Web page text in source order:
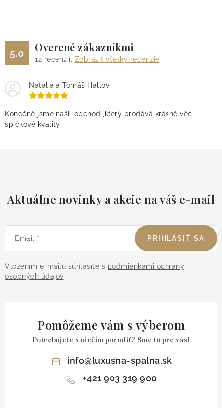
5.0 Overené zákazníkmi
12 recenzií. Zobraziť všetky recenzie
Natália a Tomáš Hallovi
Konečně jsme našli obchod ,který prodává krásné věci
špičkové kvality
Aktuálne novinky a akcie na váš e-mail
Email
Vložením e-mailu súhlasíte s podmienkami ochrany
osobných údajov
PRIHLÁSIŤ SA
Pomôžeme vám s výberom
Potrebujete s niečím poradiť? Sme tu pre vás!
info@luxusna-spalna.sk
+421 903 319 900